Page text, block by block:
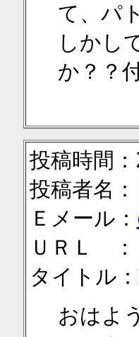
て、パ
しかし
か？？
投稿時間
投稿者名：
Ｅメール：
ＵＲＬ ：
タイトル：
おはよ